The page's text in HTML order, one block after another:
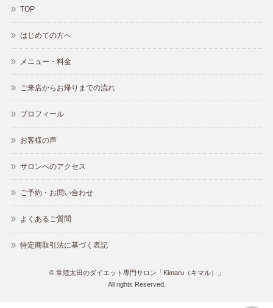
TOP
はじめての方へ
メニュー・料金
ご来店からお帰りまでの流れ
プロフィール
お客様の声
サロンへのアクセス
ご予約・お問い合わせ
よくあるご質問
特定商取引法に基づく表記
© 常陸太田のダイエット専門サロン「Kimaru（キマル）」
All rights Reserved.